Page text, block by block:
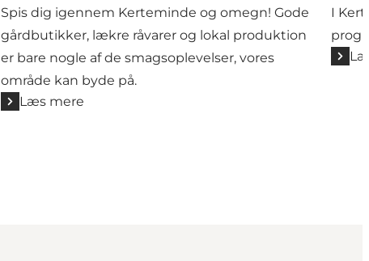
Spis dig igennem Kerteminde og omegn! Gode
gårdbutikker, lækre råvarer og lokal produktion
er bare nogle af de smagsoplevelser, vores
område kan byde på.
Læs mere
I